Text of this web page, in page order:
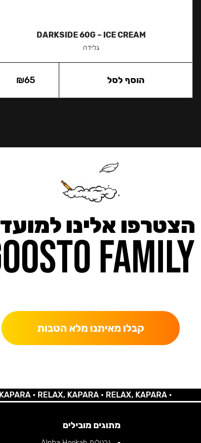
DARKSIDE 60G – ICE CREAM
גלידה
₪65 הוסף לסל
הצטרפו אלינו
קבלו מאיתנו מלא הטבות
•RELAX, KAPARA •RELAX, KAPARA •
מתוגים מובילים